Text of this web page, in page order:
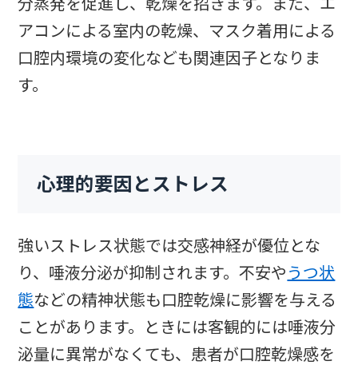
アコンによる室内の乾燥、マスク着用による
口腔内環境の変化なども関連因子となりま
す。
心理的要因とストレス
強いストレス状態では交感神経が優位とな
り、唾液分泌が抑制されます。不安やうつ状
態などの精神状態も口腔乾燥に影響を与える
ことがあります。ときには客観的には唾液分
泌量に異常がなくても、患者が口腔乾燥感を